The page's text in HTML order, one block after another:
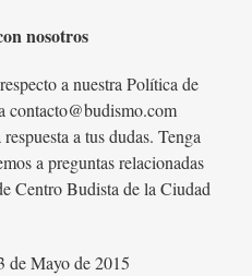
nosotros
a nuestra Política de
contacto@budismo.com
a tus dudas. Tenga
a preguntas relacionadas
Centro Budista de la Ciudad
de Mayo de 2015